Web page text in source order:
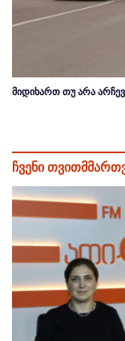
მიდიხართ თუ არა
ჩვენი